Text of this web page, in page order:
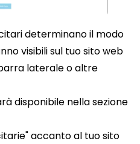
determinano il modo
visibili sul tuo sito web
laterale o altre
disponibile nella sezione
accanto al tuo sito